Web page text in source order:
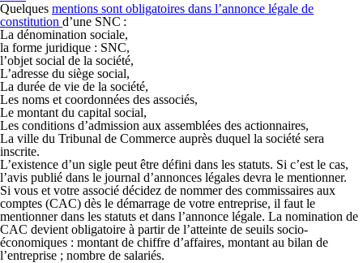
Quelques mentions sont obligatoires dans l’annonce légale de
constitution d’une SNC :
La dénomination sociale,
la forme juridique : SNC,
l’objet social de la société,
L’adresse du siège social,
La durée de vie de la société,
Les noms et coordonnées des associés,
Le montant du capital social,
Les conditions d’admission aux assemblées des actionnaires,
La ville du Tribunal de Commerce auprès duquel la société sera
inscrite.
L’existence d’un sigle peut être défini dans les statuts. Si c’est le cas,
l’avis publié dans le journal d’annonces légales devra le mentionner.
Si vous et votre associé décidez de nommer des commissaires aux
comptes (CAC) dès le démarrage de votre entreprise, il faut le
mentionner dans les statuts et dans l’annonce légale. La nomination de
CAC devient obligatoire à partir de l’atteinte de seuils socio-
économiques : montant de chiffre d’affaires, montant au bilan de
l’entreprise ; nombre de salariés.